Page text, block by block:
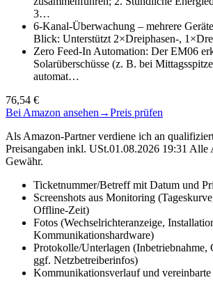
3…
6-Kanal-Überwachung – mehrere
Blick: Unterstützt 2×Dreiphasen-,
Zero Feed-In Automation: Der EM06
Solarüberschüsse (z. B. bei
automat…
76,54 €
Bei Amazon ansehen →Preis prüfen
Als Amazon-Partner verdiene ich an
Preisangaben inkl. USt.01.08.2026 19:31 Alle
Gewähr.
Ticketnummer/Betreff mit Datum und
Screenshots aus Monitoring
Offline-Zeit)
Fotos (Wechselrichteranzeige,
Kommunikationshardware)
Protokolle/Unterlagen (Inbetriebnahme,
ggf. Netzbetreiberinfos)
Kommunikationsverlauf und vereinbarte